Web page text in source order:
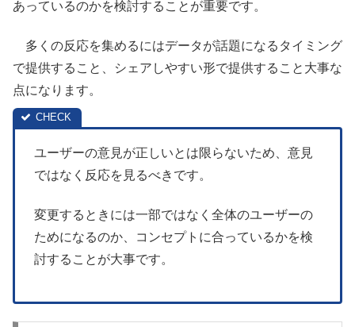
あっているのかを検討することが重要です。
多くの反応を集めるにはデータが話題になるタイミング
で提供すること、シェアしやすい形で提供すること大事な
点になります。
ユーザーの意見が正しいとは限らないため、意見
ではなく反応を見るべきです。
変更するときには一部ではなく全体のユーザーの
ためになるのか、コンセプトに合っているかを検
討することが大事です。